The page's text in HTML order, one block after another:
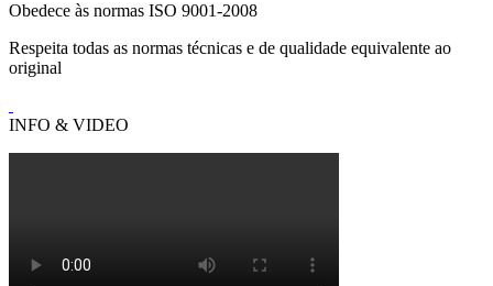
Obedece às normas ISO 9001-2008
Respeita todas as normas técnicas e de qualidade equivalente ao
original
INFO & VIDEO